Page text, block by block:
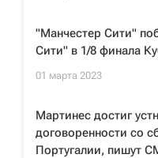
"Манчестер Сити"
Сити" в 1/8 финала
01 марта 2023
Мартинес достиг
договоренности со
Португалии, пишут